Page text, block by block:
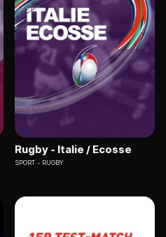
Rugby - Italie / Ecosse
SPORT RUGBY